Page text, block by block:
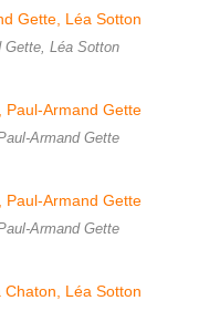
Gette, Léa Sotton
Armand Gette
Armand Gette